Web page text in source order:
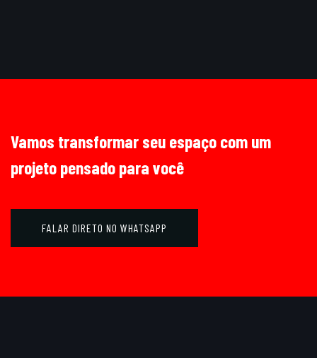
Vamos transformar seu espaço com um
projeto pensado para você
FALAR DIRETO NO WHATSAPP